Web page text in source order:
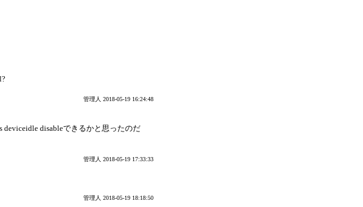
管理人 2018-05-19 16:24:48
disableできるかと思ったのだ
管理人 2018-05-19 17:33:33
管理人 2018-05-19 18:18:50